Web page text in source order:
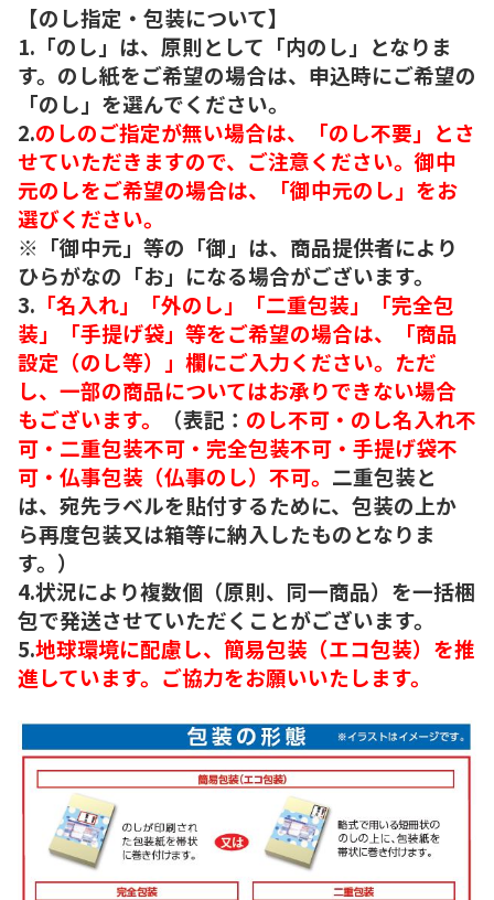
【のし指定・包装について】
1.「のし」は、原則として「内のし」となりま
す。のし紙をご希望の場合は、申込時にご希望の
「のし」を選んでください。
2.のしのご指定が無い場合は、「のし不要」とさ
せていただきますので、ご注意ください。御中
元のしをご希望の場合は、「御中元のし」をお
選びください。
※「御中元」等の「御」は、商品提供者により
ひらがなの「お」になる場合がございます。
3. 「名入れ」「外のし」「二重包装」「完全包
装」「手提げ袋」等をご希望の場合は、「商品
設定（のし等）」欄にご入力ください。ただ
し、一部の商品についてはお承りできない場合
もございます。
（表記： のし不可・のし名入れ不
可・二重包装不可・完全包装不可・手提げ袋不
可・仏事包装（仏事のし）不可。 二重包装と
は、宛先ラベルを貼付するために、包装の上か
ら再度包装又は箱等に納入したものとなりま
す。）
4.状況により複数個（原則、同一商品）を一括梱
包で発送させていただくことがございます。
5.地球環境に配慮し、簡易包装（エコ包装）を推
進しています。ご協力をお願いいたします。